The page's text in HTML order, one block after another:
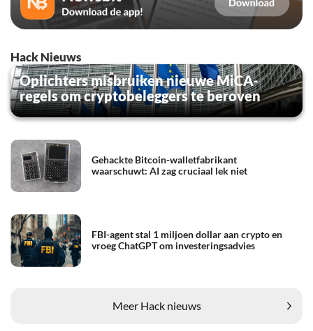
Hack Nieuws
Oplichters misbruiken nieuwe MiCA-
regels om cryptobeleggers te beroven
Gehackte Bitcoin-walletfabrikant
waarschuwt: AI zag cruciaal lek niet
FBI-agent stal 1 miljoen dollar aan crypto en
vroeg ChatGPT om investeringsadvies
Meer Hack nieuws